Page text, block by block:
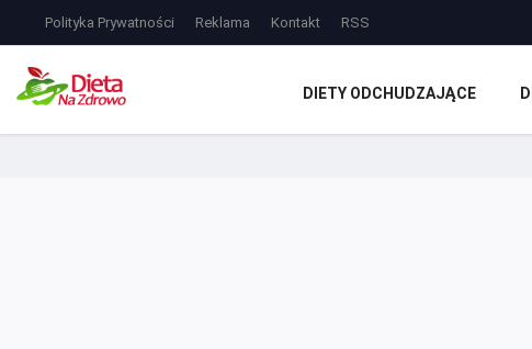
Polityka Prywatności Reklama Kontakt RSS
DIETY ODCHUDZAJĄCE